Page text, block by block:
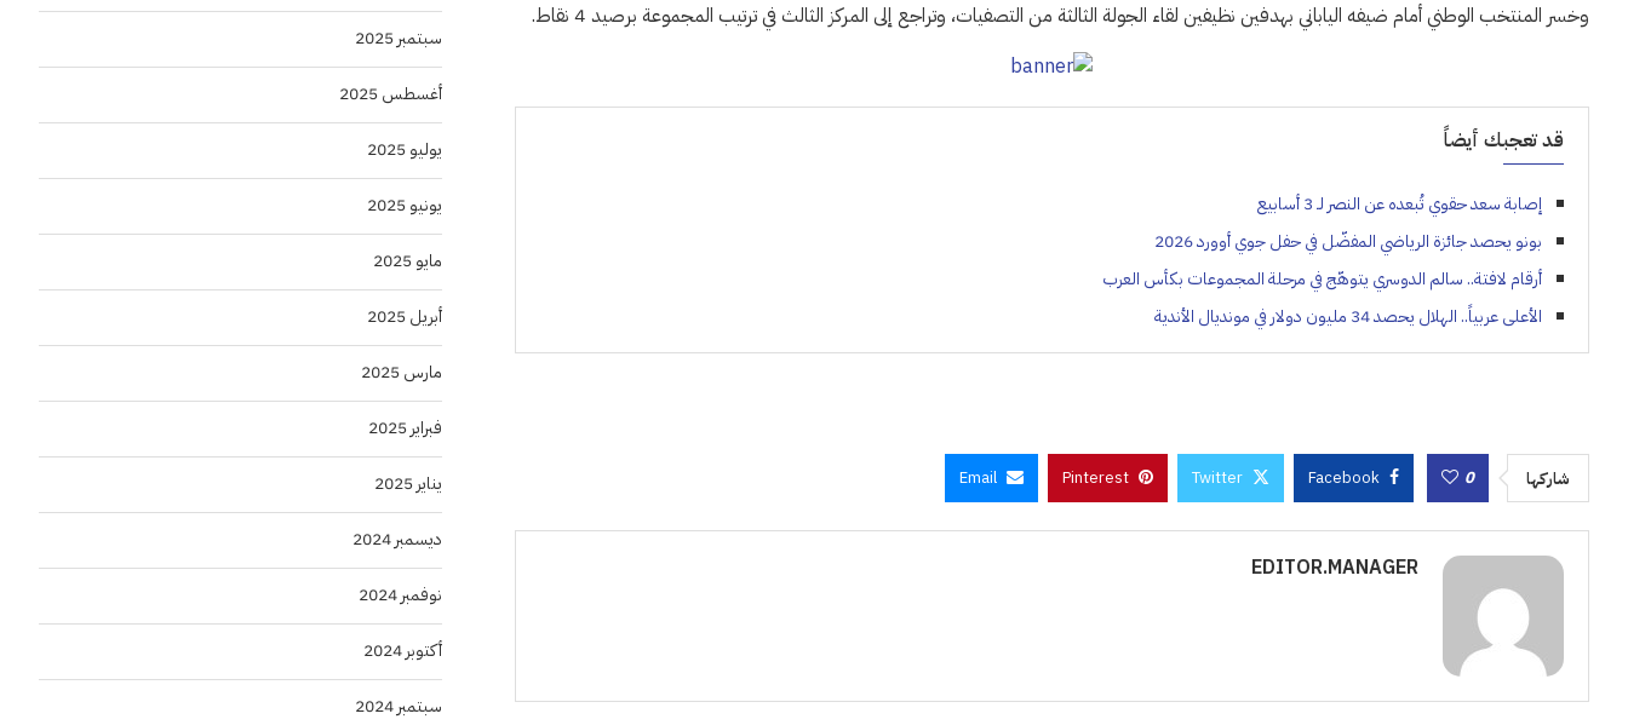
وخسر المنتخب الوطني أمام ضيفه الياباني بهدفين نظيفين لقاء الجولة الثالثة من التصفيات، وتراجع إلى المركز الثالث في ترتيب المجموعة برصيد 4 نقاط.
قد تعجبك أيضاً
إصابة سعد حقوي تُبعده عن النصر لـ 3 أسابيع
بونو يحصد جائزة الرياضي المفضّل في حفل جوي أوورد 2026
أرقام لافتة.. سالم الدوسري يتوهّج في مرحلة المجموعات بكأس العرب
الأعلى عربياً.. الهلال يحصد 34 مليون دولار في مونديال الأندية
شاركها 0
Facebook
Twitter
Pinterest
Email
EDITOR.MANAGER
سبتمبر 2025
أغسطس 2025
يوليو 2025
يونيو 2025
مايو 2025
أبريل 2025
مارس 2025
فبراير 2025
يناير 2025
ديسمبر 2024
نوفمبر 2024
أكتوبر 2024
سبتمبر 2024